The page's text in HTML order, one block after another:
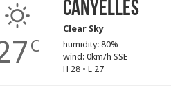
C
Canyelles
Clear Sky
humidity: 80%
wind: 0km/h SSE
H 28 • L 27